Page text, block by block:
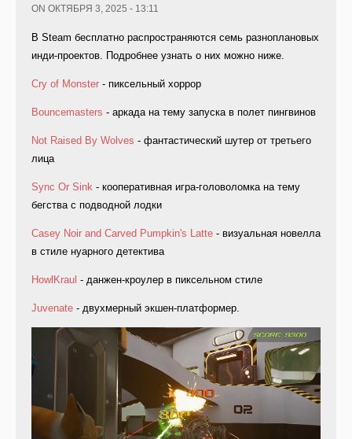
ON ОКТЯБРЯ 3, 2025 - 13:11
В Steam бесплатно распространяются семь разноплановых
инди-проектов. Подробнее узнать о них можно ниже.
Cry of Monster - пиксельный хоррор
Bouncemasters - аркада на тему запуска в полет пингвинов
Not Raised By Wolves - фантастический шутер от третьего
лица
Sync Or Sink - кооперативная игра-головоломка на тему
бегства с подводной лодки
Casey Noir and Carved Pumpkin's Latte - визуальная новелла
в стиле нуарного детектива
HowlKraul - данжен-кроулер в пиксельном стиле
Juvenate - двухмерный экшен-платформер.